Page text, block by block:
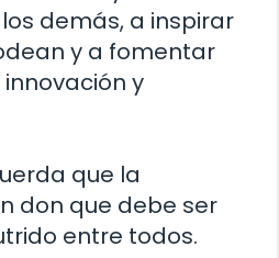
demás, a inspirar
y a fomentar
y
que la
don que debe ser
entre todos.